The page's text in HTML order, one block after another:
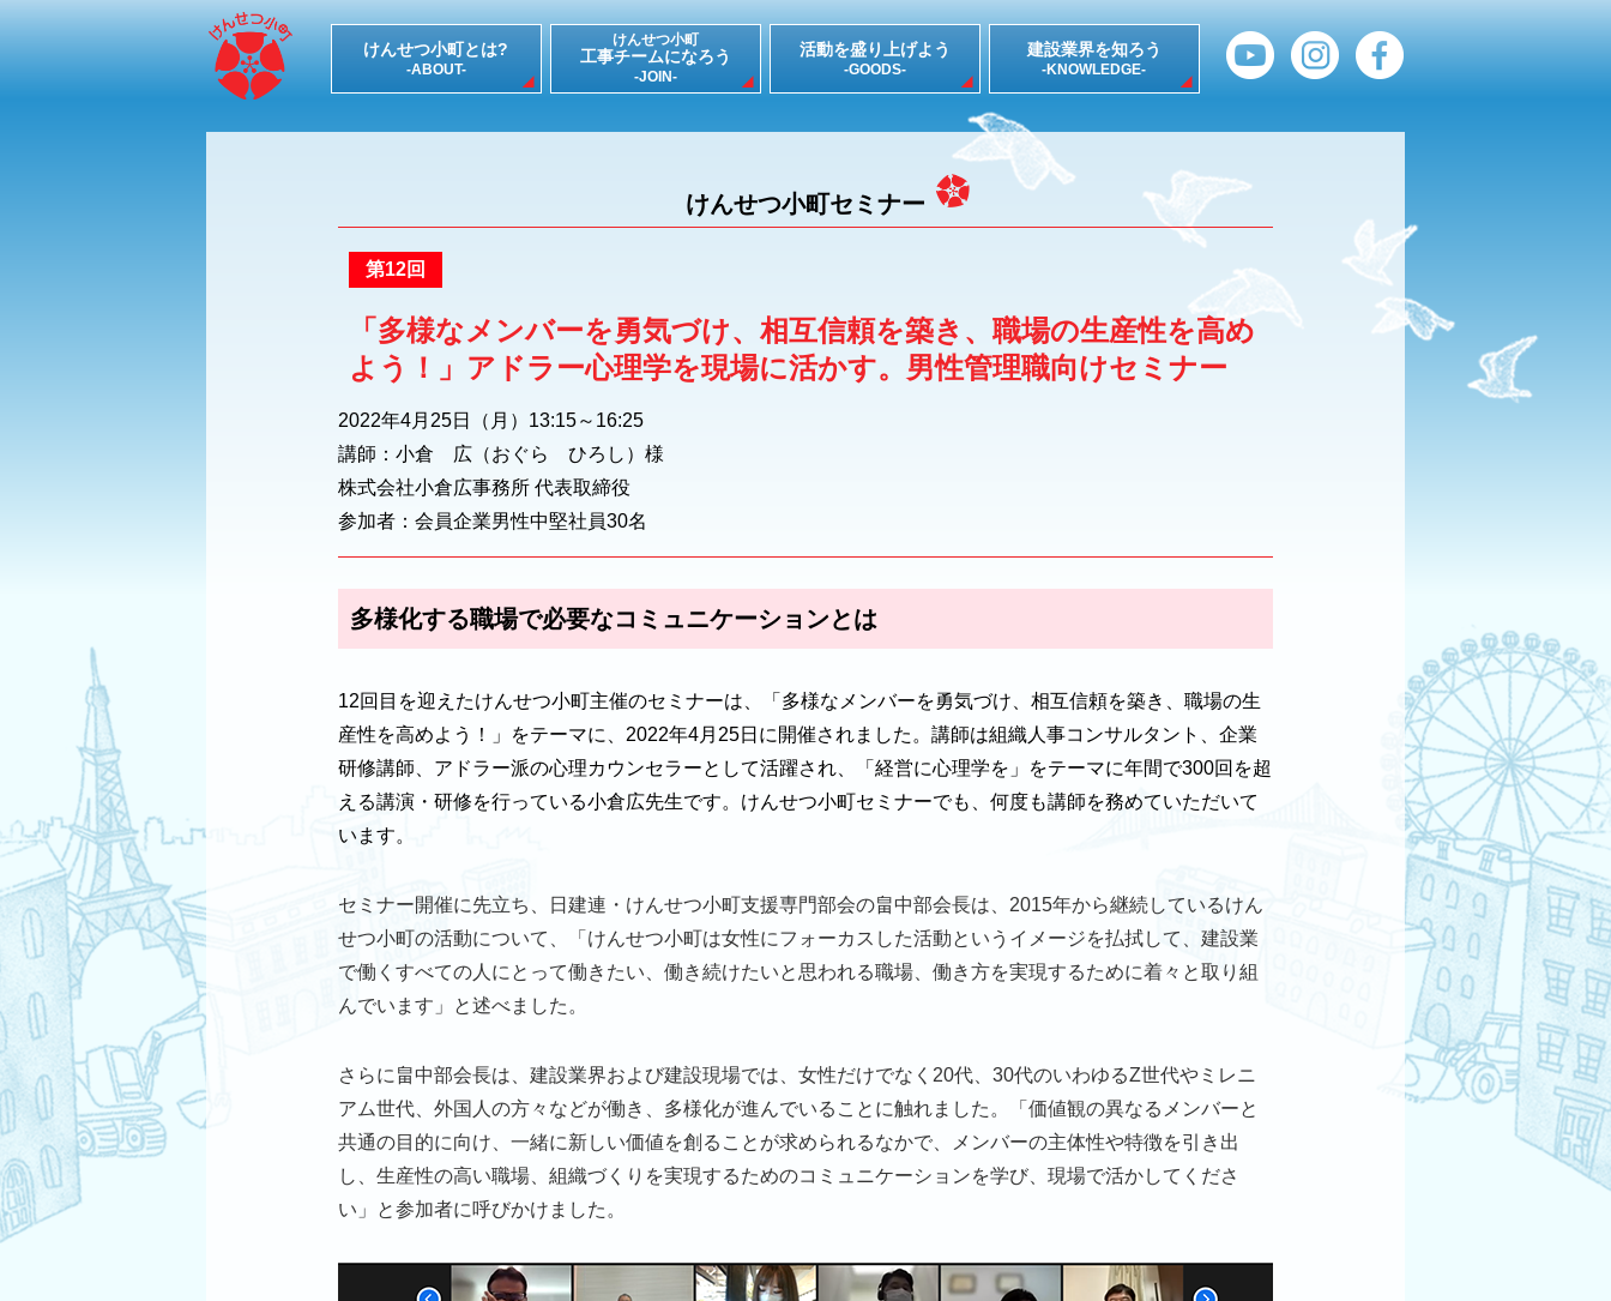
けんせつ小町とは?
-ABOUT-
けんせつ小町
工事チームになろう
-JOIN-
活動を盛り上げよう
-GOODS-
建設業界を知ろう
-KNOWLEDGE-
けんせつ小町セミナー
第12回
「多様なメンバーを勇気づけ、相互信頼を築き、職場の生産性を高め
よう！」アドラー心理学を現場に活かす。男性管理職向けセミナー
2022年4月25日（月）13:15～16:25
講師：小倉 広（おぐら ひろし）様
株式会社小倉広事務所 代表取締役
参加者：会員企業男性中堅社員30名
多様化する職場で必要なコミュニケーションとは
12回目を迎えたけんせつ小町主催のセミナーは、「多様なメンバーを勇気づけ、相互信頼を築き、職場の生
産性を高めよう！」をテーマに、2022年4月25日に開催されました。講師は組織人事コンサルタント、企業
研修講師、アドラー派の心理カウンセラーとして活躍され、「経営に心理学を」をテーマに年間で300回を超
える講演・研修を行っている小倉広先生です。けんせつ小町セミナーでも、何度も講師を務めていただいて
います。
セミナー開催に先立ち、日建連・けんせつ小町支援専門部会の畠中部会長は、2015年から継続しているけん
せつ小町の活動について、「けんせつ小町は女性にフォーカスした活動というイメージを払拭して、建設業
で働くすべての人にとって働きたい、働き続けたいと思われる職場、働き方を実現するために着々と取り組
んでいます」と述べました。
さらに畠中部会長は、建設業界および建設現場では、女性だけでなく20代、30代のいわゆるZ世代やミレニ
アム世代、外国人の方々などが働き、多様化が進んでいることに触れました。「価値観の異なるメンバーと
共通の目的に向け、一緒に新しい価値を創ることが求められるなかで、メンバーの主体性や特徴を引き出
し、生産性の高い職場、組織づくりを実現するためのコミュニケーションを学び、現場で活かしてくださ
い」と参加者に呼びかけました。